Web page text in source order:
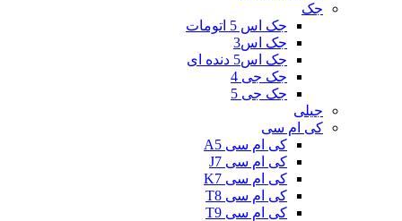
جک
جک اس 5 اتومات
جک اس3
جک اس5 دنده ای
جک جی 4
جک جی 5
جیلی
کی ام سی
کی ام سی A5
کی ام سی J7
کی ام سی K7
کی ام سی T8
کی ام سی T9